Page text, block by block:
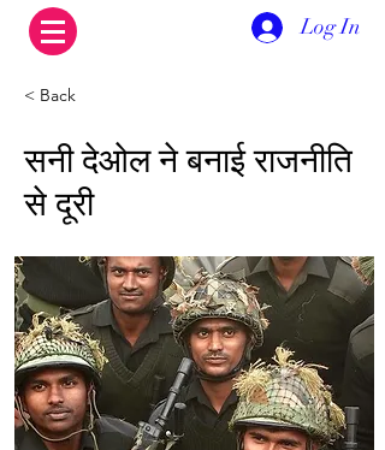
Log In
< Back
सनी देओल ने बनाई राजनीति
से दूरी